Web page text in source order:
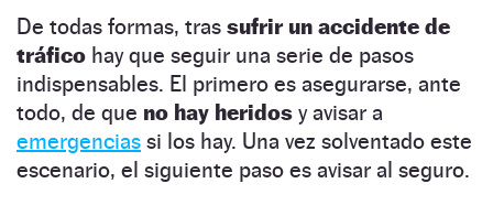
De todas formas, tras sufrir un accidente de
tráfico hay que seguir una serie de pasos
indispensables. El primero es asegurarse, ante
todo, de que no hay heridos y avisar a
emergencias si los hay. Una vez solventado este
escenario, el siguiente paso es avisar al seguro.